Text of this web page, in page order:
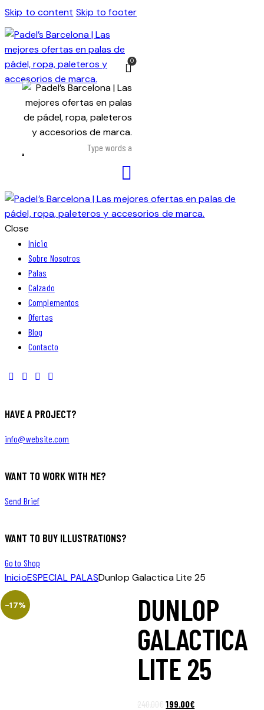
Skip to content Skip to footer
0
Close
Inicio
Sobre Nosotros
Palas
Calzado
Complementos
Ofertas
Blog
Contacto
HAVE A PROJECT?
info@website.com
WANT TO WORK WITH ME?
Send Brief
WANT TO BUY ILLUSTRATIONS?
Go to Shop
InicioESPECIAL PALASDunlop Galactica Lite 25
-17%
DUNLOP
GALACTICA
LITE 25
240.00€El
199.00€El